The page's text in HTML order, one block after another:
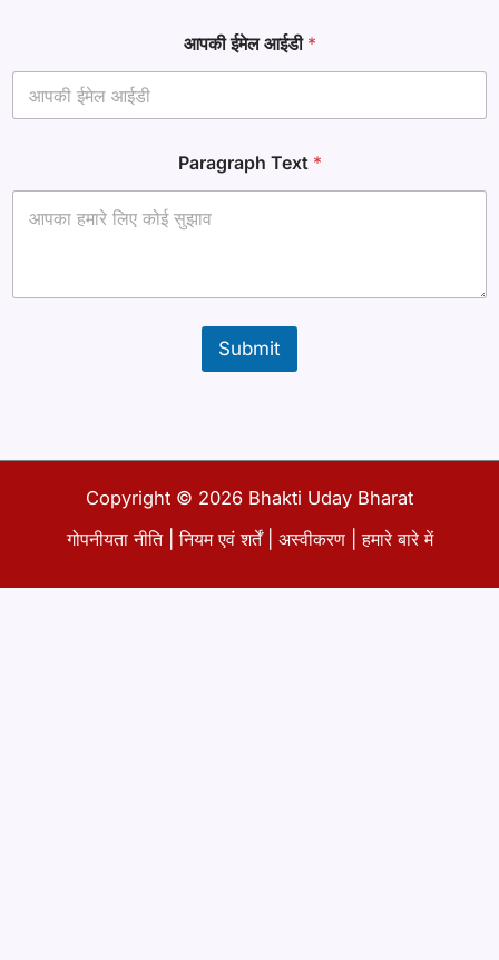
a
g
r
p
आपकी ईमेल आईडी *
Paragraph Text *
Submit
Copyright © 2026 Bhakti Uday Bharat
गोपनीयता नीति|नियम एवं शर्तें| अस्वीकरण |हमारे बारे में